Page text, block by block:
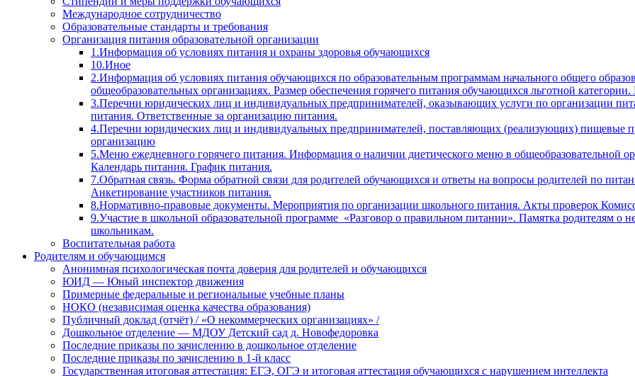
Международное сотрудничество
Образовательные стандарты и требования
Организация питания образовательной организации
1.Информация об условиях питания и охраны здоровья обучающихся
10.Иное
2.Информация об условиях питания обучающихся по образовательным программам начального общего
общеобразовательных организациях. Размер обеспечения горячего питания обучающихся льготной
3.Перечни юридических лиц и индивидуальных предпринимателей, оказывающих услуги по организации
питания. Ответственные за организацию питания.
4.Перечни юридических лиц и индивидуальных предпринимателей, поставляющих (реализующих) пищевые
организацию
5.Меню ежедневного горячего питания. Информация о наличии диетического меню в общеобразовательной
Календарь питания. График питания.
7.Обратная связь. Форма обратной связи для родителей обучающихся и ответы на вопросы родителей по
Анкетирование участников питания.
8.Нормативно-правовые документы. Мероприятия по организации школьного питания. Акты проверок
9.Участие в школьной образовательной программе «Разговор о правильном питании». Памятка родителям о
школьникам.
Воспитательная работа
Родителям и обучающимся
Анонимная психологическая почта доверия для родителей и обучающихся
ЮИД — Юный инспектор движения
Примерные федеральные и региональные учебные планы
НОКО (независимая оценка качества образования)
Публичный доклад (отчёт) / «О некоммерческих организациях» /
Дошкольное отделение — МДОУ Детский сад д. Новофедоровка
Последние приказы по зачислению в дошкольное отделение
Последние приказы по зачислению в 1-й класс
Государственная итоговая аттестация: ЕГЭ, ОГЭ и итоговая аттестация обучающихся с нарушением интеллекта